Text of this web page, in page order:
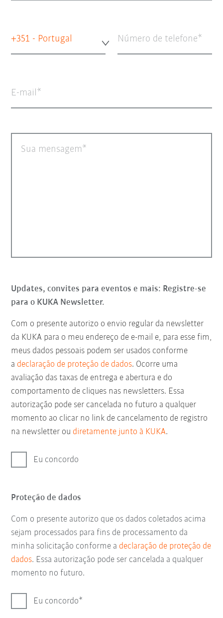
+351 - Portugal Número de telefone
E-mail
Sua mensagem
Updates, convites para eventos e mais: Registre-se
para o KUKA Newsletter.
Com o presente autorizo o envio regular da newsletter
da KUKA para o meu endereço de e-mail e, para esse fim,
meus dados pessoais podem ser usados conforme
a declaração de proteção de dados. Ocorre uma
avaliação das taxas de entrega e abertura e do
comportamento de cliques nas newsletters. Essa
autorização pode ser cancelada no futuro a qualquer
momento ao clicar no link de cancelamento de registro
na newsletter ou diretamente junto à KUKA.
Eu concordo
Proteção de dados
Com o presente autorizo que os dados coletados acima
sejam processados para fins de processamento da
minha solicitação conforme a declaração de proteção de
dados. Essa autorização pode ser cancelada a qualquer
momento no futuro.
Eu concordo